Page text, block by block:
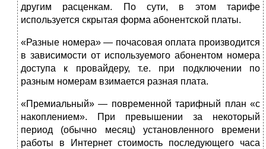
другим расценкам. По сути, в этом тарифе
используется скрытая форма абонентской платы.
«Разные номера» — почасовая оплата производится
в зависимости от используемого абонентом номера
доступа к провайдеру, т.е. при подключении по
разным номерам взимается разная плата.
«Премиальный» — повременной тарифный план «с
накоплением». При превышении за некоторый
период (обычно месяц) установленного времени
работы в Интернет стоимость последующего часа